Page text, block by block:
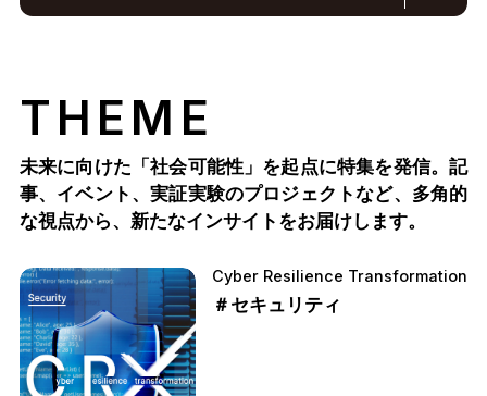
THEME
未来に向けた「社会可能性」を起点に特集を発信。記
事、イベント、実証実験のプロジェクトなど、多角的
な視点から、新たなインサイトをお届けします。
Cyber Resilience Transformation
＃セキュリティ